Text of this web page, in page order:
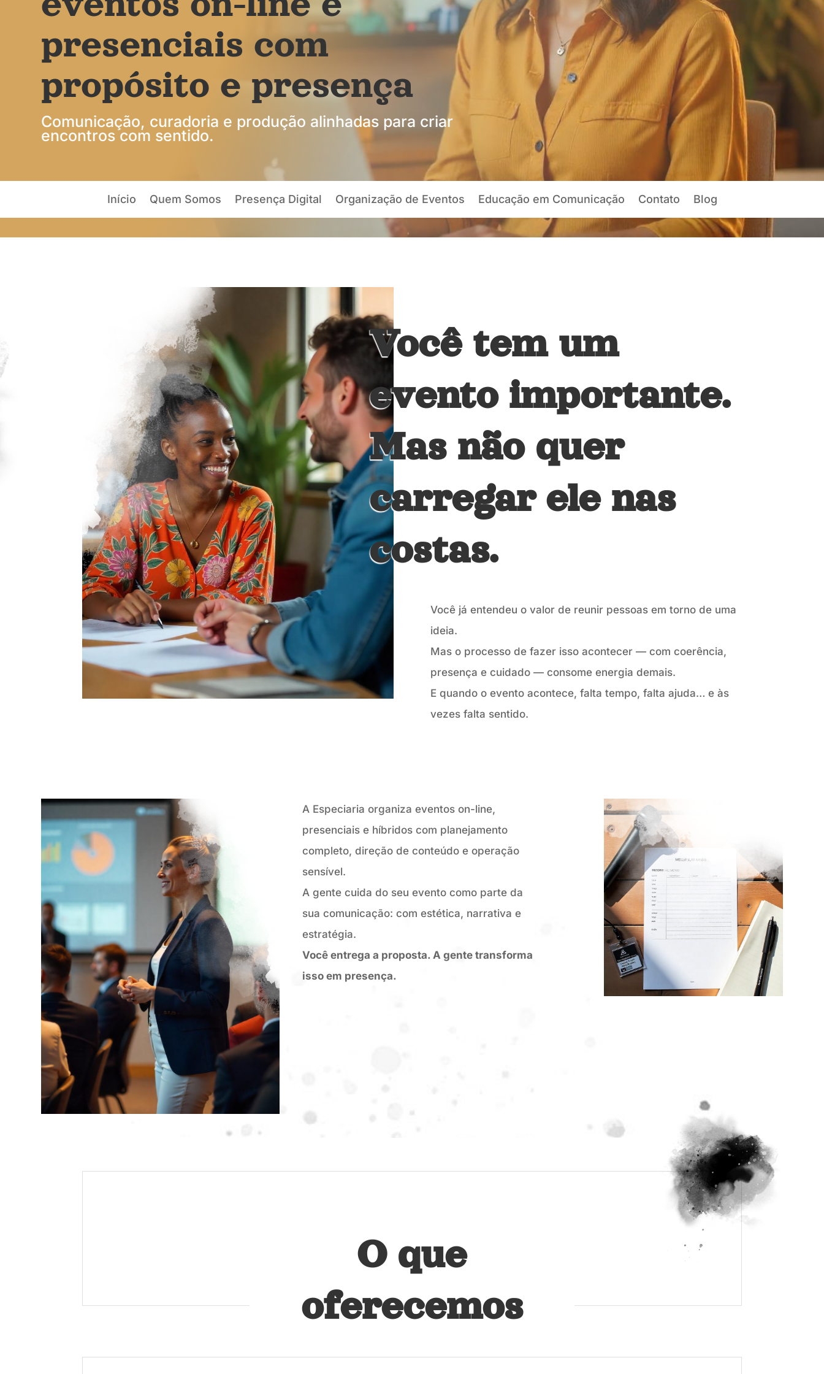
presenciais com
propósito e presença
Comunicação, curadoria e produção alinhadas para criar
encontros com sentido.
Início Quem Somos Presença Digital Organização de Eventos Educação em Comunicação Contato Blog
Você tem um
evento importante.
Mas não quer
carregar ele nas
costas.
Você já entendeu o valor de reunir pessoas em torno de uma
ideia.
Mas o processo de fazer isso acontecer — com coerência,
presença e cuidado — consome energia demais.
E quando o evento acontece, falta tempo, falta ajuda… e às
vezes falta sentido.
A Especiaria organiza eventos on-line,
presenciais e híbridos com planejamento
completo, direção de conteúdo e operação
sensível.
A gente cuida do seu evento como parte da
sua comunicação: com estética, narrativa e
estratégia.
Você entrega a proposta. A gente transforma
isso em presença.
O que
oferecemos